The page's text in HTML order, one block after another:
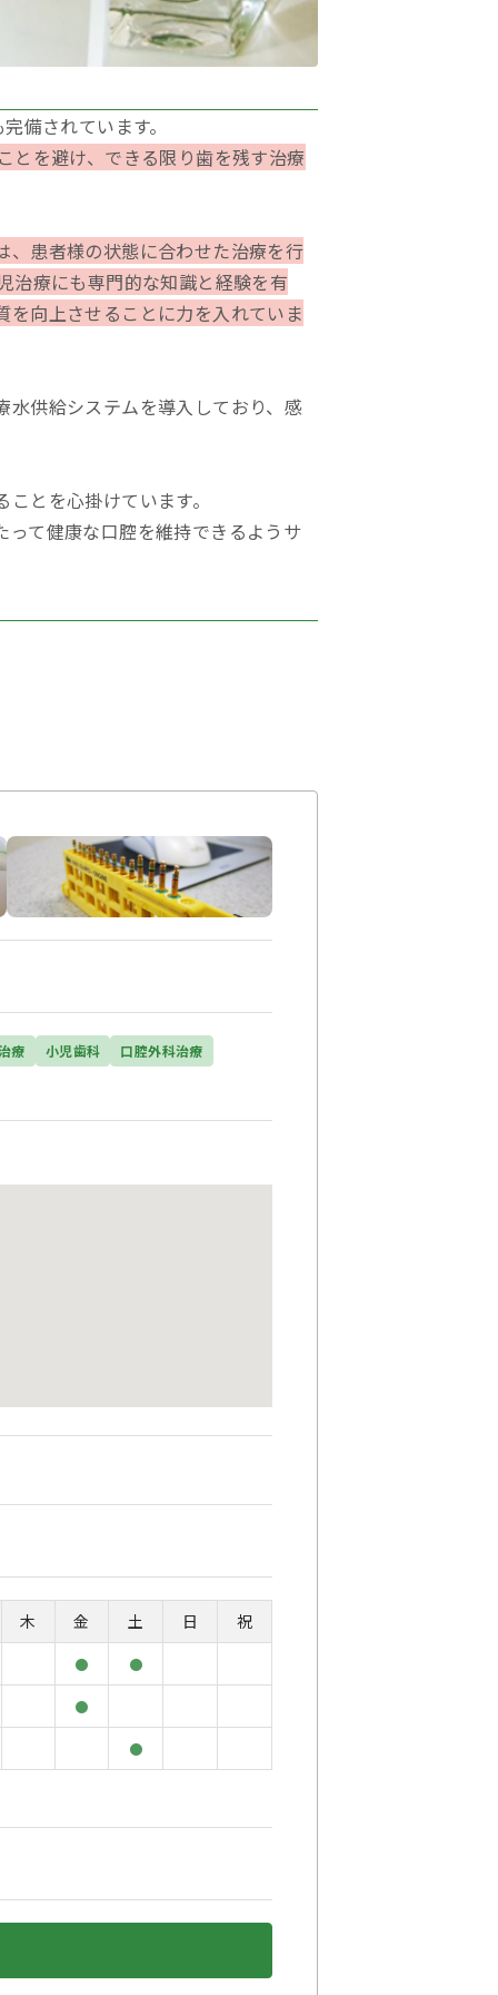
備されています。
とを避け、できる限り歯を残す治療
、患者様の状態に合わせた治療を行
治療にも専門的な知識と経験を有
向上させることに力を入れていま
供給システムを導入しており、感
とを心掛けています。
て健康な口腔を維持できるようサ
療 小児歯科 口腔外科治療
木 金 土 日 祝
● ●
●
●